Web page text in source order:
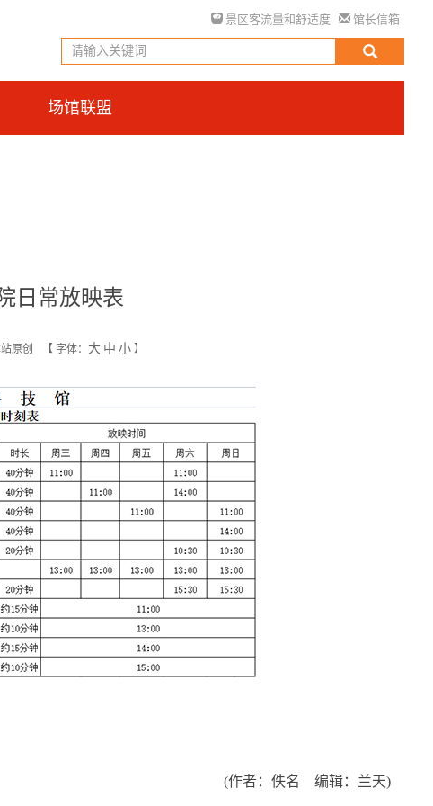
景区客流量和舒适度 馆长信箱
场馆联盟
日常放映表
原创 【 字体： 大 中 小 】
(作者：佚名 编辑：兰天)